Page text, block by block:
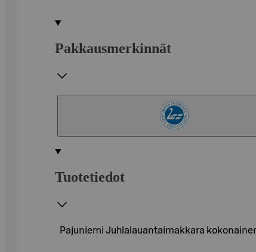
Pakkausmerkinnät
Tuotetiedot
Pajuniemi Juhlalauantaimakkara